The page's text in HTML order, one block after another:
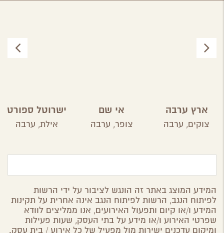
ארץ ערבה
צוקים, ערבה
אי שם
צופר, ערבה
ישרוטל ספורט
קלאבאילת, ערבה
המידע המוצג באתר זה הונגש לציבור על ידי הרשות
לפיתוח הנגב, הרשות לפיתוח הנגב אינה אחרית על תקינות
המידע ו/או קיום ותפעול האירועים, אנו ממליצים לוודא
שפרטי האירוע ו/או מידע על בתי העסק, שעות פעילות
ומיקום עדכנים ישירות מול מפעיל של כל אירוע / בית עסק.